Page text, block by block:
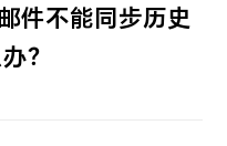
件不能同步历史
？